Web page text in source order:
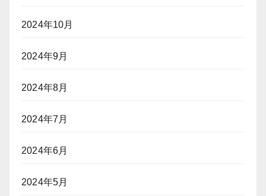
2024年10月
2024年9月
2024年8月
2024年7月
2024年6月
2024年5月